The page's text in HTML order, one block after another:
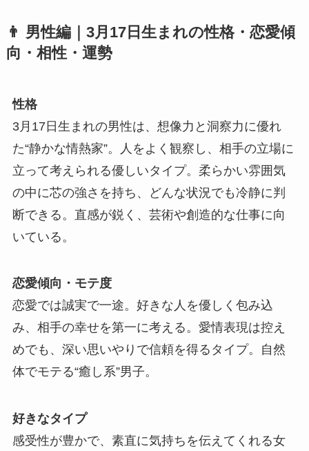
👨 男性編｜3月17日生まれの性格・恋愛傾
向・相性・運勢
性格
3月17日生まれの男性は、想像力と洞察力に優れ
た“静かな情熱家”。人をよく観察し、相手の立場に
立って考えられる優しいタイプ。柔らかい雰囲気
の中に芯の強さを持ち、どんな状況でも冷静に判
断できる。直感が鋭く、芸術や創造的な仕事に向
いている。
恋愛傾向・モテ度
恋愛では誠実で一途。好きな人を優しく包み込
み、相手の幸せを第一に考える。愛情表現は控え
めでも、深い思いやりで信頼を得るタイプ。自然
体でモテる“癒し系”男子。
好きなタイプ
感受性が豊かで、素直に気持ちを伝えてくれる女